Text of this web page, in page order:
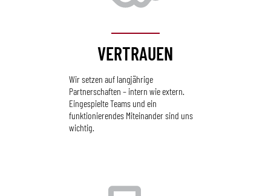
VERTRAUEN
Wir setzen auf langjährige
Partnerschaften – intern wie extern.
Eingespielte Teams und ein
funktionierendes Miteinander sind uns
wichtig.